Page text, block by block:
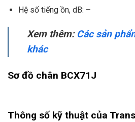
Hệ số tiếng ồn, dB: –
Xem thêm: Các sản
khác
Sơ đồ chân BCX71J
Thông số kỹ thuật của